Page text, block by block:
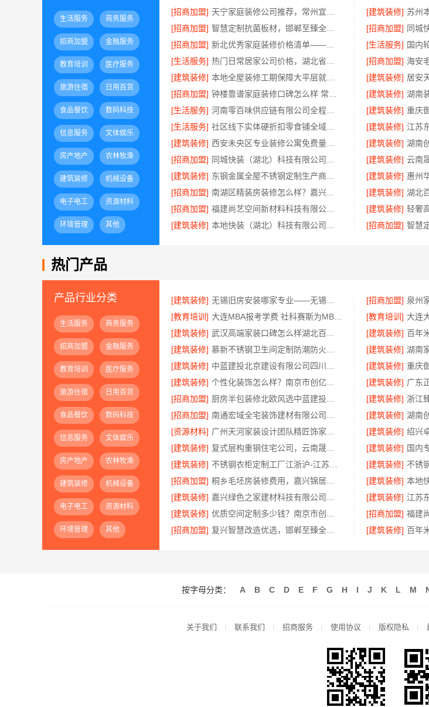
生活服务 商务服务
招商加盟 金融服务
教育培训 医疗服务
旅游住宿 日用百货
食品餐饮 数码科技
信息服务 文体娱乐
房产地产 农林牧渔
建筑装修 机械设备
电子电工 资源材料
环境管理 其他
[招商加盟]
[建筑装修]
[招商加盟]
[招商加盟]
[招商加盟]
[生活服务]
[生活服务]
[招商加盟]
[建筑装修]
[建筑装修]
[招商加盟]
[建筑装修]
[生活服务]
[建筑装修]
[生活服务]
[建筑装修]
[建筑装修]
[建筑装修] 湖南
[招商加盟]
[建筑装修]
[建筑装修]
[建筑装修]
[招商加盟]
[建筑装修]
[招商加盟]
[建筑装修]
[建筑装修]
[招商加盟]
热门产品
产品行业分类
生活服务 商务服务
招商加盟 金融服务
教育培训 医疗服务
旅游住宿 日用百货
食品餐饮 数码科技
信息服务 文体娱乐
房产地产 农林牧渔
建筑装修 机械设备
电子电工 资源材料
环境管理 其他
[建筑装修] [招商加盟]
[教育培训]
[教育培训]
[建筑装修]
[建筑装修] 百年
[建筑装修]
[建筑装修]
[建筑装修]
[建筑装修]
[建筑装修]
[建筑装修]
[招商加盟]
[建筑装修]
[招商加盟]
[建筑装修]
[资源材料]
[建筑装修]
[建筑装修]
[建筑装修]
[建筑装修]
[建筑装修]
[招商加盟]
[建筑装修]
[建筑装修]
[建筑装修]
[建筑装修]
[招商加盟]
[招商加盟]
[建筑装修]
按字母分类： A B C D E F G H I J K L M
关于我们 联系我们 招商服务 使用协议 版权隐私